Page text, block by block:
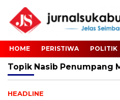
HOME PERISTIWA POLITIK
Topik Nasib Penumpang
HEADLINE